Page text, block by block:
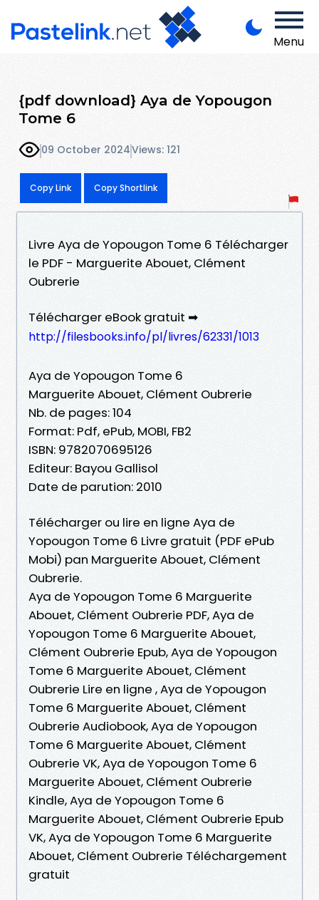
Menu
{pdf download} Aya de Yopougon
Tome 6
09 October 2024Views: 121
Copy Link Copy Shortlink
Livre Aya de Yopougon Tome 6 Télécharger
le PDF - Marguerite Abouet, Clément
Oubrerie
Télécharger eBook gratuit ➡
http://filesbooks.info/pl/livres/62331/1013
Aya de Yopougon Tome 6
Marguerite Abouet, Clément Oubrerie
Nb. de pages: 104
Format: Pdf, ePub, MOBI, FB2
ISBN: 9782070695126
Editeur: Bayou Gallisol
Date de parution: 2010
Télécharger ou lire en ligne Aya de
Yopougon Tome 6 Livre gratuit (PDF ePub
Mobi) pan Marguerite Abouet, Clément
Oubrerie.
Aya de Yopougon Tome 6 Marguerite
Abouet, Clément Oubrerie PDF, Aya de
Yopougon Tome 6 Marguerite Abouet,
Clément Oubrerie Epub, Aya de Yopougon
Tome 6 Marguerite Abouet, Clément
Oubrerie Lire en ligne , Aya de Yopougon
Tome 6 Marguerite Abouet, Clément
Oubrerie Audiobook, Aya de Yopougon
Tome 6 Marguerite Abouet, Clément
Oubrerie VK, Aya de Yopougon Tome 6
Marguerite Abouet, Clément Oubrerie
Kindle, Aya de Yopougon Tome 6
Marguerite Abouet, Clément Oubrerie Epub
VK, Aya de Yopougon Tome 6 Marguerite
Abouet, Clément Oubrerie Téléchargement
gratuit